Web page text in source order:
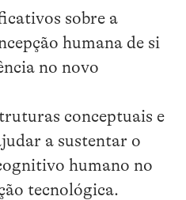
sobre a
humana de si
no novo
conceptuais e
a sustentar o
humano no
tecnológica.